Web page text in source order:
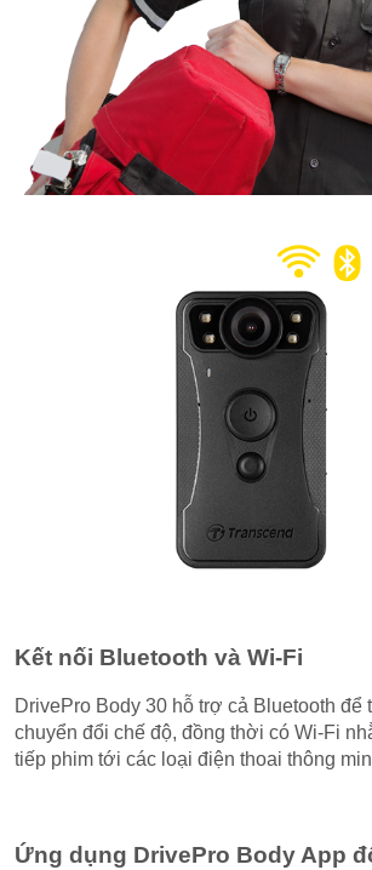
Kết nối Bluetooth và Wi-Fi
DrivePro Body 30 hỗ trợ cả Bluetooth để
chuyển đổi chế độ, đồng thời có Wi-Fi
tiếp phim tới các loại điện thoai thông
Ứng dụng DrivePro Body App